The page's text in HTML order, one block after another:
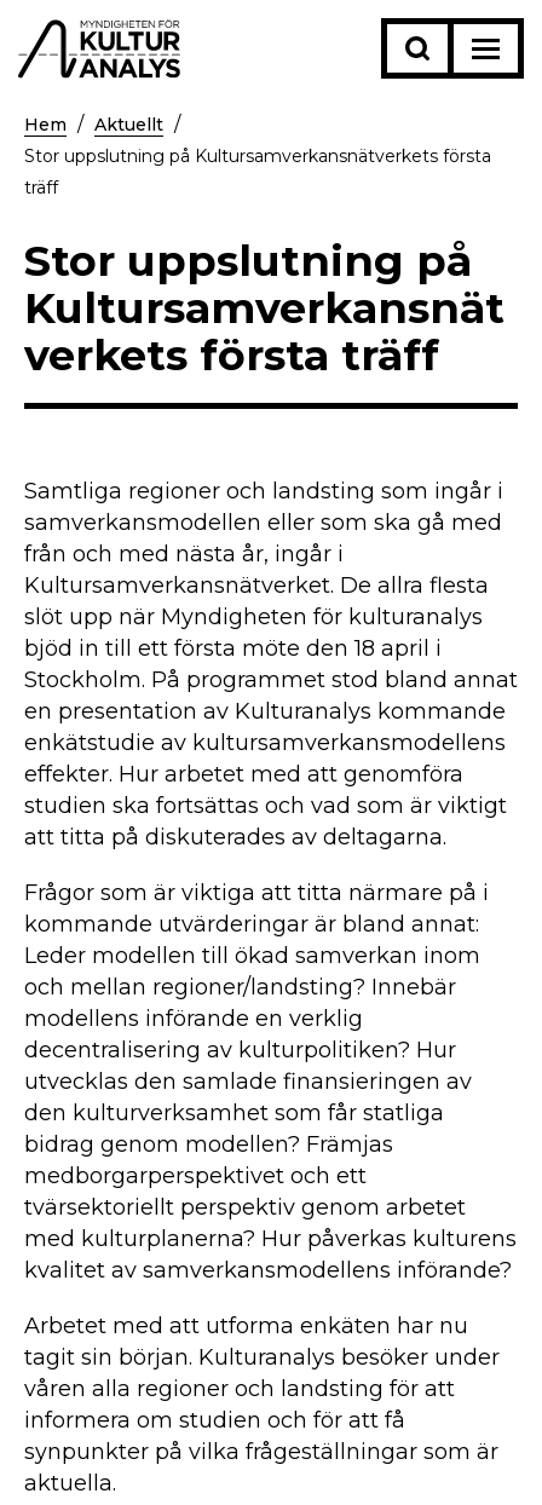
Hem
Aktuellt
Stor uppslutning på Kultursamverkansnätverkets första
träff
Stor uppslutning på
Kultursamverkansnät
verkets första träff
Samtliga regioner och landsting som ingår i
samverkansmodellen eller som ska gå med
från och med nästa år, ingår i
Kultursamverkansnätverket. De allra flesta
slöt upp när Myndigheten för kulturanalys
bjöd in till ett första möte den 18 april i
Stockholm. På programmet stod bland annat
en presentation av Kulturanalys kommande
enkätstudie av kultursamverkansmodellens
effekter. Hur arbetet med att genomföra
studien ska fortsättas och vad som är viktigt
att titta på diskuterades av deltagarna.
Frågor som är viktiga att titta närmare på i
kommande utvärderingar är bland annat:
Leder modellen till ökad samverkan inom
och mellan regioner/landsting? Innebär
modellens införande en verklig
decentralisering av kulturpolitiken? Hur
utvecklas den samlade finansieringen av
den kulturverksamhet som får statliga
bidrag genom modellen? Främjas
medborgarperspektivet och ett
tvärsektoriellt perspektiv genom arbetet
med kulturplanerna? Hur påverkas kulturens
kvalitet av samverkansmodellens införande?
Arbetet med att utforma enkäten har nu
tagit sin början. Kulturanalys besöker under
våren alla regioner och landsting för att
informera om studien och för att få
synpunkter på vilka frågeställningar som är
aktuella.